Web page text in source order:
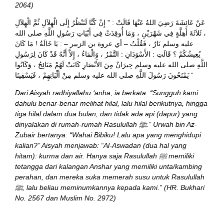
2064)
عَنْ عَائِشَةَ رَضِيَ اللهُ عَنْهَا قَالَتْ : ” إِنْ كُنَّا لَنَنْظُرُ إِلَى الْهِلاَلِ ثُمَّ الْهِلاَلِ
، ثَلاَثَةَ أَهِلَّةٍ فِي شَهْرَيْنِ ، وَمَا أُوقِدَتْ فِي أَبْيَاتِ رَسُولِ اللَّهِ صلى الله
عليه وسلم نَارٌ ، فَقُلْتُ – أي عروة بن الزبير – : يَا خَالَةُ ! مَا كَانَ
يُعِيشُكُمْ ؟ قَالَتِ : الأَسْوَدَانِ : التَّمْرُ ، وَالْمَاءُ ، إِلاَّ أَنَّهُ قَدْ كَانَ لِرَسُولِ
اللَّهِ صلى الله عليه وسلم جِيرَانٌ مِنَ الأَنْصَارِ كَانَتْ لَهُمْ مَنَائِحُ ، وَكَانُوا
يَمْنَحُونَ رَسُولَ اللَّهِ صلى الله عليه وسلم مِنْ أَلْبَانِهِمْ ، فَيَسْقِينَا “
Dari Aisyah radhiyallahu ‘anha, ia berkata: “Sungguh kami
dahulu benar-benar melihat hilal, lalu hilal berikutnya, hingga
tiga hilal dalam dua bulan, dan tidak ada api (dapur) yang
dinyalakan di rumah-rumah Rasulullah ﷺ.” Urwah bin Az-
Zubair bertanya: “Wahai Bibiku! Lalu apa yang menghidupi
kalian?” Aisyah menjawab: “Al-Aswadan (dua hal yang
hitam): kurma dan air. Hanya saja Rasulullah ﷺ memiliki
tetangga dari kalangan Anshar yang memiliki unta/kambing
perahan, dan mereka suka memerah susu untuk Rasulullah
ﷺ, lalu beliau meminumkannya kepada kami.” (HR. Bukhari
No. 2567 dan Muslim No. 2972)